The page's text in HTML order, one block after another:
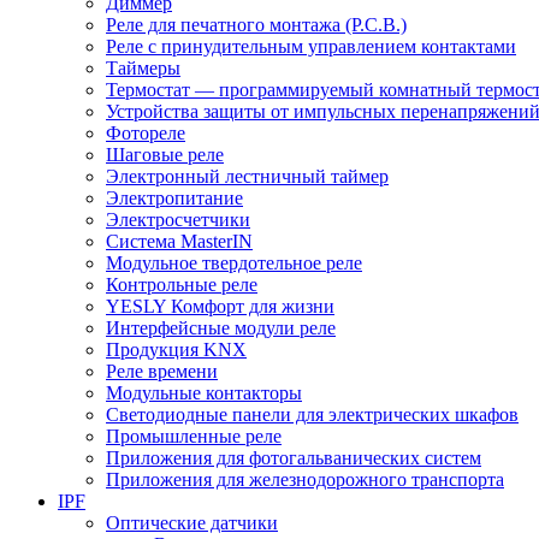
Реле для печатного монтажа (P.C.B.)
Реле с принудительным управлением контактами
Таймеры
Термостат — программируемый комнатный
Устройства защиты от импульсных
Фотореле
Шаговые реле
Электронный лестничный таймер
Электропитание
Электросчетчики
Система MasterIN
Модульное твердотельное реле
Контрольные реле
YESLY Комфорт для жизни
Интерфейсные модули реле
Продукция KNX
Реле времени
Модульные контакторы
Светодиодные панели для электрических шкафов
Промышленные реле
Приложения для фотогальванических систем
Приложения для железнодорожного транспорта
IPF
Оптические датчики